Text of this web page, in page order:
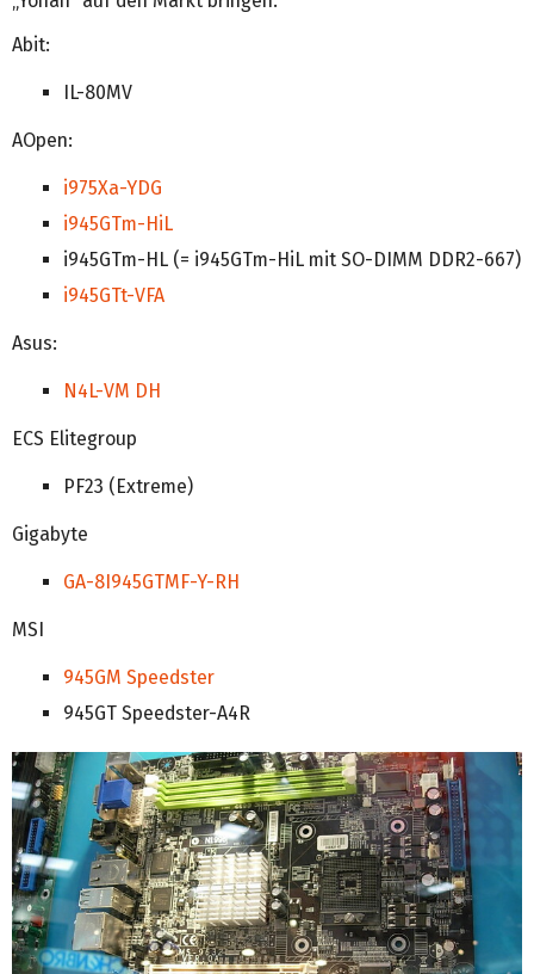
Abit:
IL-80MV
AOpen:
i975Xa-YDG
i945GTm-HiL
i945GTm-HL (= i945GTm-HiL mit SO-DIMM DDR2-667)
i945GTt-VFA
Asus:
N4L-VM DH
ECS Elitegroup
PF23 (Extreme)
Gigabyte
GA-8I945GTMF-Y-RH
MSI
945GM Speedster
945GT Speedster-A4R